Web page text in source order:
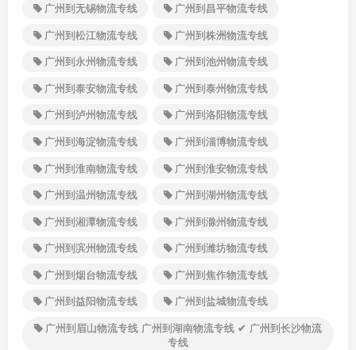
广州到无锡物流专线
广州到昌平物流专线
广州到松江物流专线
广州到株洲物流专线
广州到永州物流专线
广州到池州物流专线
广州到泰安物流专线
广州到泰州物流专线
广州到泸州物流专线
广州到洛阳物流专线
广州到海淀物流专线
广州到淄博物流专线
广州到淮南物流专线
广州到淮安物流专线
广州到温州物流专线
广州到湖州物流专线
广州到湘潭物流专线
广州到滁州物流专线
广州到滨州物流专线
广州到潍坊物流专线
广州到烟台物流专线
广州到焦作物流专线
广州到益阳物流专线
广州到盐城物流专线
广州到眉山物流专线 广州到湖南物流专线 ✔ 广州到长沙物流
专线